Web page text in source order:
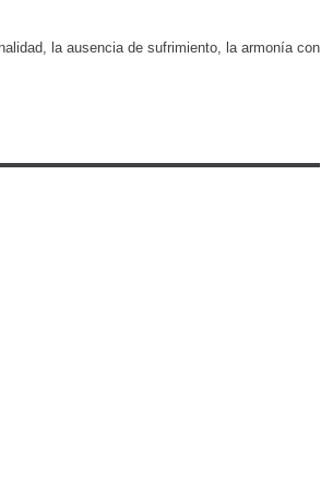
la ausencia de sufrimiento, la armonía con